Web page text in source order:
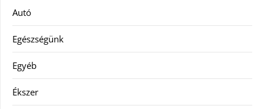
Autó
Egészségünk
Egyéb
Ékszer